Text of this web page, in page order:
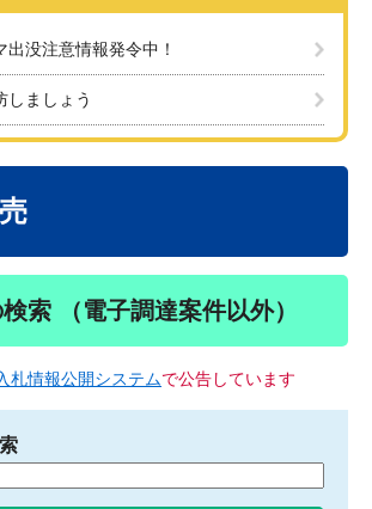
出没注意情報発令中！
しましょう
索 （電子調達案件以外）
札情報公開システムで公告しています